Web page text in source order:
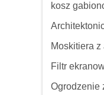
kosz
Moskitiera z
Filtr
Ogrodzenie